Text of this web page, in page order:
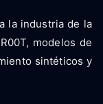
la industria de la
modelos de
sintéticos y